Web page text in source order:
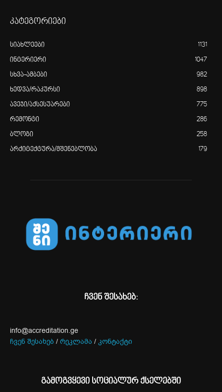
კატეგორიები
სიახლეები 1131
ინტერიერი 1047
სხვა-ამბები 982
ხედვა/რაკურსი 898
ავეჯი/აქსესუარები 775
რემონტი 286
ბლოგი 258
არქიტექტურა/მშენებლობა 179
ჩვენ შესახებ:
info@accreditation.ge
ჩვენ შესახებ / რეკლამა / კონტაქტი
გამოგვყევი სოციალურ ქსელებში